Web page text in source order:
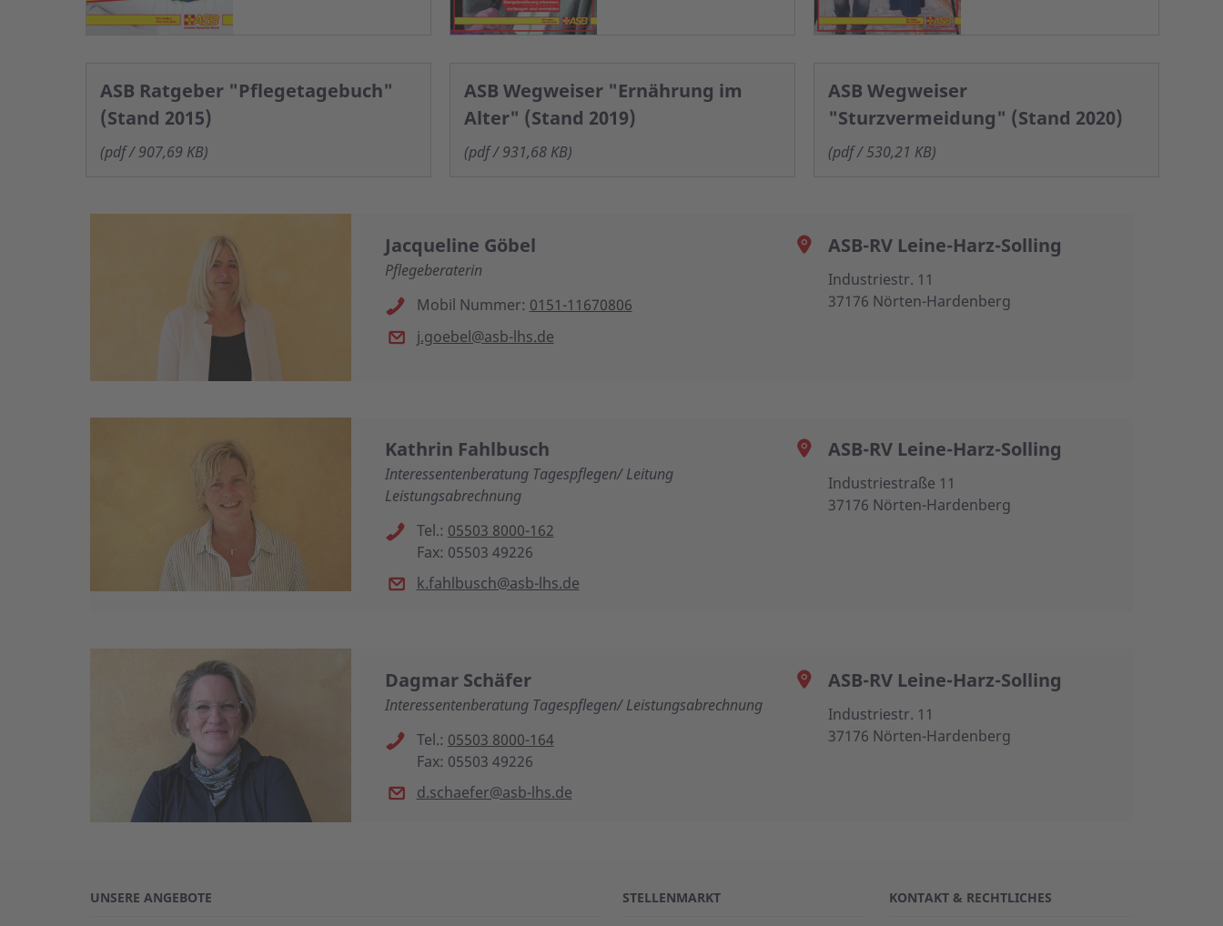
ASB Ratgeber "Pflegetagebuch"
(Stand 2015)
(pdf / 907,69 KB)
ASB Wegweiser "Ernährung im
Alter" (Stand 2019)
(pdf / 931,68 KB)
ASB Wegweiser
"Sturzvermeidung" (Stand 2020)
(pdf / 530,21 KB)
Jacqueline Göbel
Pflegeberaterin
Mobil Nummer: 0151-11670806
j.goebel@asb-lhs.de
ASB-RV Leine-Harz-Solling
Industriestr. 11
37176 Nörten-Hardenberg
Kathrin Fahlbusch
Interessentenberatung Tagespflegen/ Leitung
Leistungsabrechnung
Tel.: 05503 8000-162
Fax: 05503 49226
k.fahlbusch@asb-lhs.de
ASB-RV Leine-Harz-Solling
Industriestraße 11
37176 Nörten-Hardenberg
Dagmar Schäfer
Interessentenberatung Tagespflegen/ Leistungsabrechnung
Tel.: 05503 8000-164
Fax: 05503 49226
d.schaefer@asb-lhs.de
ASB-RV Leine-Harz-Solling
Industriestr. 11
37176 Nörten-Hardenberg
UNSERE ANGEBOTE STELLENMARKT KONTAKT & RECHTLICHES